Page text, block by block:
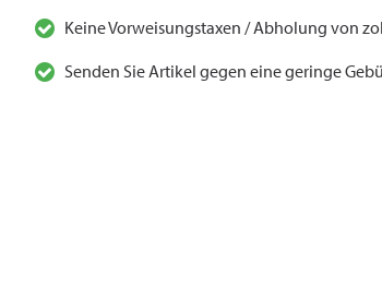
Keine Vorweisungstaxen / Abholung von
Senden Sie Artikel gegen eine geringe